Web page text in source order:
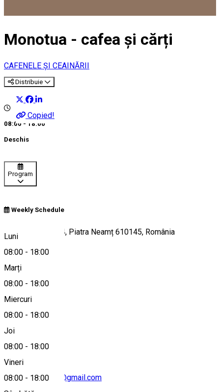
Monotua - cafea și cărți
CAFENELE ȘI CEAINĂRII
Distribuie
Copied!
08:00 - 18:00
Deschis
Program
Weekly Schedule
Luni
08:00 - 18:00
Marți
08:00 - 18:00
Miercuri
08:00 - 18:00
Joi
08:00 - 18:00
Vineri
08:00 - 18:00
Strada Fermelor 4, Piatra Neamț 610145, România
Hartă
officesweetsour@gmail.com